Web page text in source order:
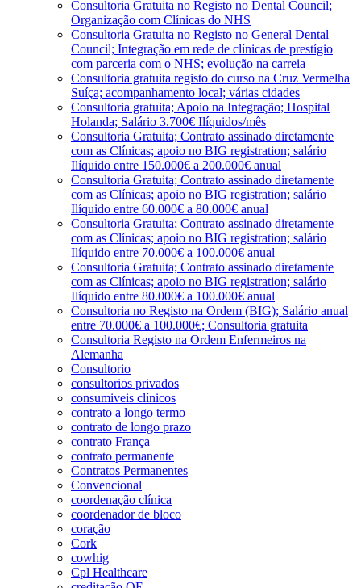
Consultoria Gratuita no Registo no Dental Council;
Organização com Clínicas do NHS
Consultoria Gratuita no Registo no General Dental
Council; Integração em rede de clínicas de prestígio
com parceria com o NHS; evolução na carreia
Consultoria gratuita registo do curso na Cruz Vermelha
Suíça; acompanhamento local; várias cidades
Consultoria gratuita; Apoio na Integração; Hospital
Holanda; Salário 3.700€ Ilíquidos/mês
Consultoria Gratuita; Contrato assinado diretamente
com as Clínicas; apoio no BIG registration; salário
Ilíquido entre 150.000€ a 200.000€ anual
Consultoria Gratuita; Contrato assinado diretamente
com as Clínicas; apoio no BIG registration; salário
Ilíquido entre 60.000€ a 80.000€ anual
Consultoria Gratuita; Contrato assinado diretamente
com as Clínicas; apoio no BIG registration; salário
Ilíquido entre 70.000€ a 100.000€ anual
Consultoria Gratuita; Contrato assinado diretamente
com as Clínicas; apoio no BIG registration; salário
Ilíquido entre 80.000€ a 100.000€ anual
Consultoria no Registo na Ordem (BIG); Salário anual
entre 70.000€ a 100.000€; Consultoria gratuita
Consultoria Registo na Ordem Enfermeiros na
Alemanha
Consultorio
consultorios privados
consumiveis clínicos
contrato a longo termo
contrato de longo prazo
contrato França
contrato permanente
Contratos Permanentes
Convencional
coordenação clínica
coordenador de bloco
coração
Cork
cowhig
Cpl Healthcare